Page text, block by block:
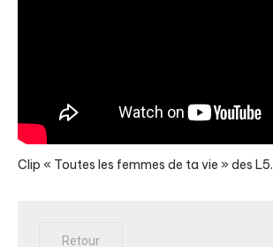
Clip « Toutes les femmes de ta vie » des L5.